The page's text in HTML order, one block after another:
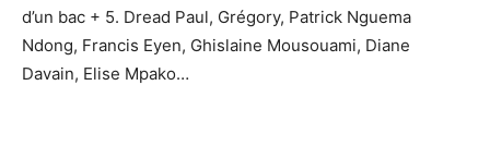
d’un bac + 5. Dread Paul, Grégory, Patrick Nguema
Ndong, Francis Eyen, Ghislaine Mousouami, Diane
Davain, Elise Mpako…